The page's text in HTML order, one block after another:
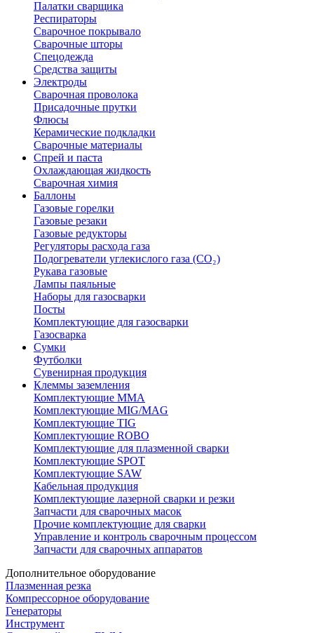
Палатки сварщика
Респираторы
Сварочное покрывало
Сварочные шторы
Спецодежда
Средства защиты
Электроды
Сварочная проволока
Присадочные прутки
Флюсы
Керамические подкладки
Сварочные материалы
Спрей и паста
Охлаждающая жидкость
Сварочная химия
Баллоны
Газовые горелки
Газовые резаки
Газовые редукторы
Регуляторы расхода газа
Подогреватели углекислого газа (CO₂)
Рукава газовые
Лампы паяльные
Наборы для газосварки
Посты
Комплектующие для газосварки
Газосварка
Сумки
Футболки
Сувенирная продукция
Клеммы заземления
Комплектующие ММА
Комплектующие MIG/MAG
Комплектующие TIG
Комплектующие ROBO
Комплектующие для плазменной сварки
Комплектующие SPOT
Комплектующие SAW
Кабельная продукция
Комплектующие лазерной сварки и резки
Запчасти для сварочных масок
Прочие комплектующие для сварки
Управление и контроль сварочным процессом
Запчасти для сварочных аппаратов
Дополнительное оборудование
Плазменная резка
Компрессорное оборудование
Генераторы
Инструмент